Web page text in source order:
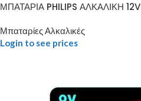
ΜΠΑΤΑΡΙΑ PHILIPS ΑΛΚΑΛΙΚΗ 12V
Μπαταρίες Αλκαλικές
Login to see prices